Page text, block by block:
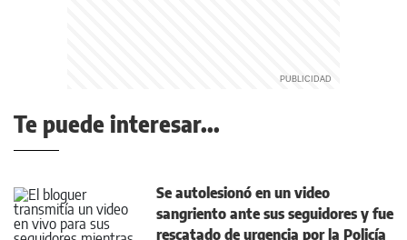
Te puede interesar...
Se autolesionó en un video
sangriento ante sus seguidores y fue
rescatado de urgencia por la Policía